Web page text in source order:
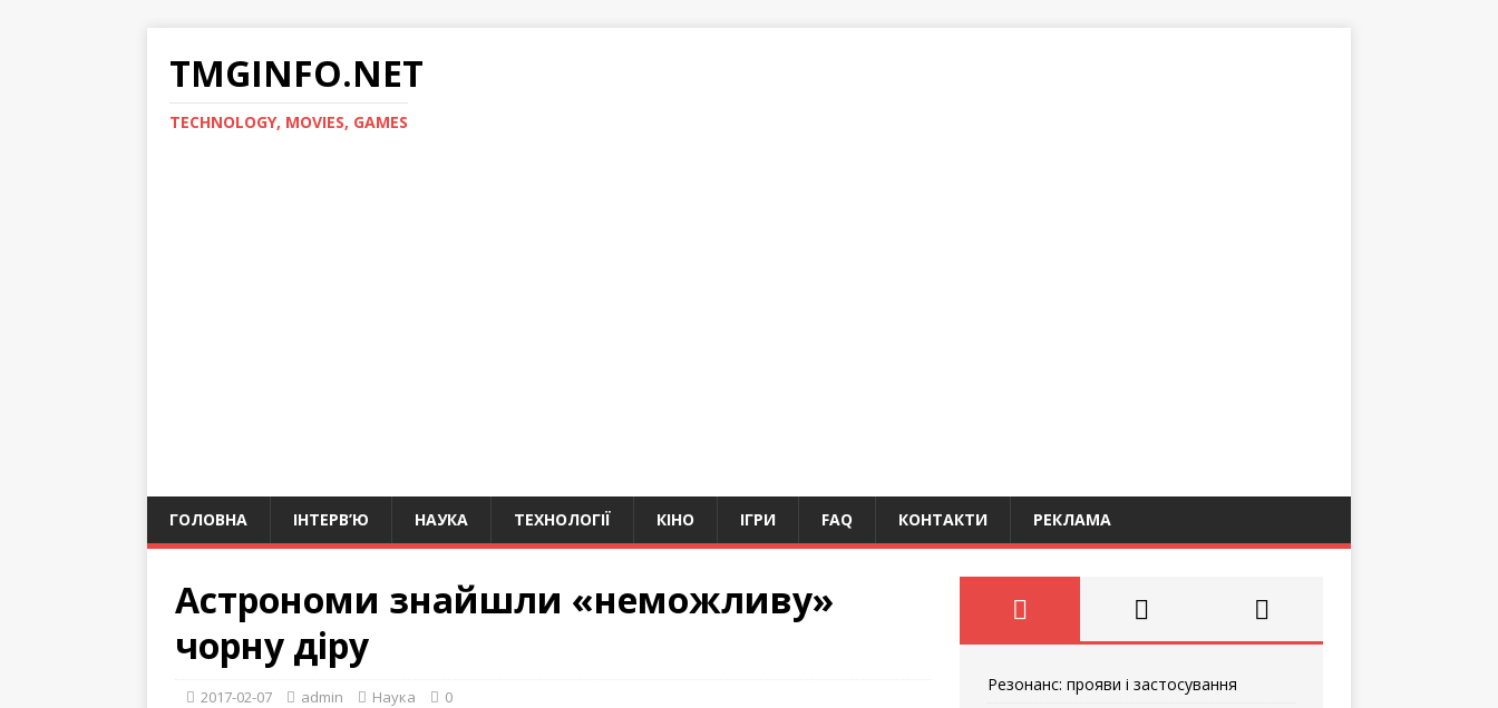
TMGINFO.NET
ТECHNOLOGY, MOVIES, GAMES
ГОЛОВНА ІНТЕРВ’Ю НАУКА ТЕХНОЛОГІЇ КІНО ІГРИ FAQ КОНТАКТИ РЕКЛАМА
Астрономи знайшли «неможливу»
чорну діру
2017-02-07 admin Наука 0
Резонанс: прояви і застосування